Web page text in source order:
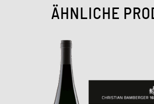
ÄHNLICHE